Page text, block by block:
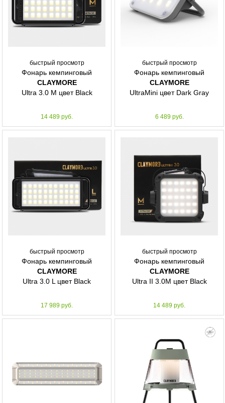
быстрый просмотр
Фонарь кемпинговый
CLAYMORE
Ultra 3.0 M цвет Black
14 489 руб.
быстрый просмотр
Фонарь кемпинговый
CLAYMORE
UltraMini цвет Dark Gray
6 489 руб.
быстрый просмотр
Фонарь кемпинговый
CLAYMORE
Ultra 3.0 L цвет Black
17 989 руб.
быстрый просмотр
Фонарь кемпинговый
CLAYMORE
Ultra II 3.0M цвет Black
14 489 руб.